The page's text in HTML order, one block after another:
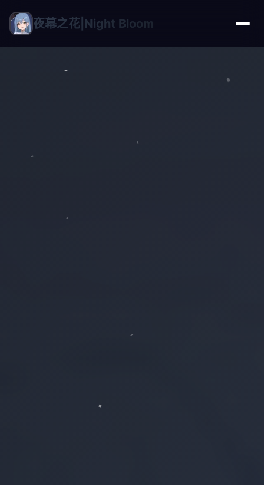
夜幕之花|Night Bloom